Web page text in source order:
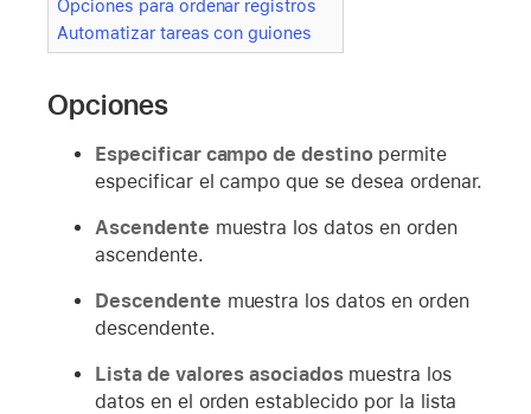
Opciones para ordenar registros
Automatizar tareas con guiones
Opciones
Especificar campo de destino permite
especificar el campo que se desea ordenar.
Ascendente muestra los datos en orden
ascendente.
Descendente muestra los datos en orden
descendente.
Lista de valores asociados muestra los
datos en el orden establecido por la lista